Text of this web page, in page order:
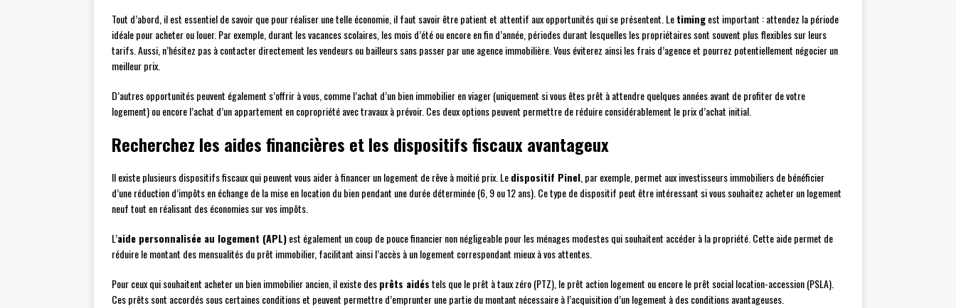
Tout d’abord, il est essentiel de savoir que pour réaliser une telle économie, il faut savoir être patient et attentif aux opportunités qui se présentent. Letimingest important : attendez la période
idéale pour acheter ou louer. Par exemple, durant les vacances scolaires, les mois d’été ou encore en fin d’année, périodes durant lesquelles les propriétaires sont souvent plus flexibles sur leurs
tarifs. Aussi, n’hésitez pas à contacter directement les vendeurs ou bailleurs sans passer par une agence immobilière. Vous éviterez ainsi les frais d’agence et pourrez potentiellement négocier un
meilleur prix.
D’autres opportunités peuvent également s’offrir à vous, comme l’achat d’un bien immobilier en viager (uniquement si vous êtes prêt à attendre quelques années avant de profiter de votre
logement) ou encore l’achat d’un appartement en copropriété avec travaux à prévoir. Ces deux options peuvent permettre de réduire considérablement le prix d’achat initial.
Recherchez les aides financières et les dispositifs fiscaux avantageux
Il existe plusieurs dispositifs fiscaux qui peuvent vous aider à financer un logement de rêve à moitié prix. Ledispositif Pinel , par exemple, permet aux investisseurs immobiliers de bénéficier
d’une réduction d’impôts en échange de la mise en location du bien pendant une durée déterminée (6, 9 ou 12 ans). Ce type de dispositif peut être intéressant si vous souhaitez acheter un logement
neuf tout en réalisant des économies sur vos impôts.
L’aide personnalisée au logement (APL)est également un coup de pouce financier non négligeable pour les ménages modestes qui souhaitent accéder à la propriété. Cette aide permet de
réduire le montant des mensualités du prêt immobilier, facilitant ainsi l’accès à un logement correspondant mieux à vos attentes.
Pour ceux qui souhaitent acheter un bien immobilier ancien, il existe desprêts aidéstels que le prêt à taux zéro (PTZ), le prêt action logement ou encore le prêt social location-accession (PSLA).
Ces prêts sont accordés sous certaines conditions et peuvent permettre d’emprunter une partie du montant nécessaire à l’acquisition d’un logement à des conditions avantageuses.